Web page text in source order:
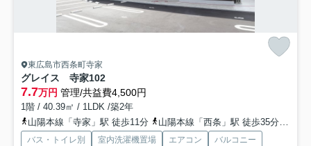
東広島市西条町寺家
グレイス 寺家102
7.7万円 管理/共益費4,500円
1階 / 40.39㎡ / 1LDK /築2年
山陽本線「寺家」駅 徒歩11分
山陽本線「西条」駅 徒歩35分
バス・トイレ別 室内洗濯機置場 エアコン
バルコニー